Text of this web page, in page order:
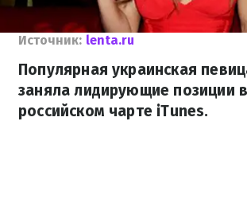
Источник: lenta.ru
Популярная украинская
заняла лидирующие позиции в
российском чарте iTunes.